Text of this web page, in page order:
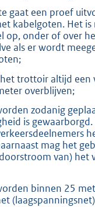
gaat een proef
kabelgoten. Het is
op, onder of over
als er wordt
trottoir altijd een
overblijven;
zodanig
is
mag het
van) het
binnen 25